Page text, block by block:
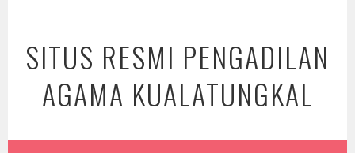
content
SITUS RESMI PENGADILAN
AGAMA KUALATUNGKAL